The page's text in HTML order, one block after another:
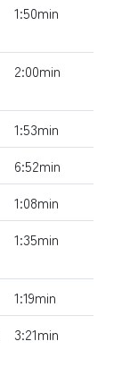
1:50min
2:00min
1:53min
6:52min
1:08min
1:35min
1:19min
3:21min